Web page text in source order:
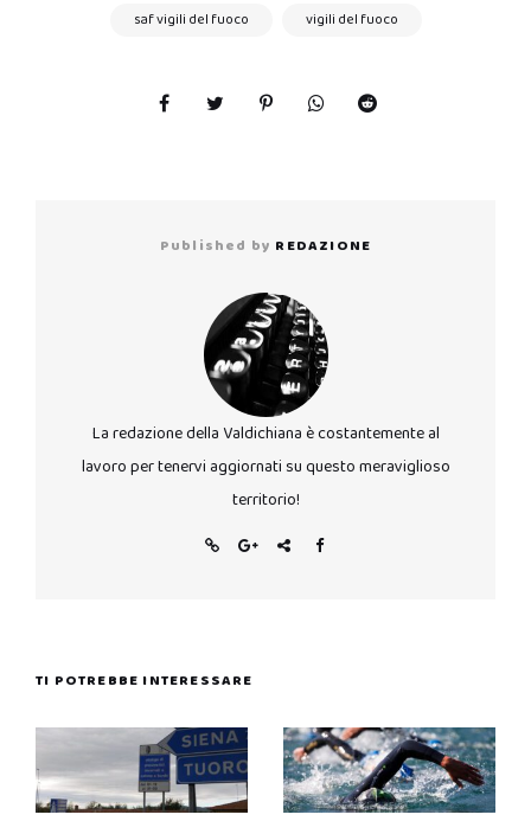
saf vigili del fuoco
vigili del fuoco
Published by REDAZIONE
La redazione della Valdichiana è costantemente al
lavoro per tenervi aggiornati su questo meraviglioso
territorio!
TI POTREBBE INTERESSARE